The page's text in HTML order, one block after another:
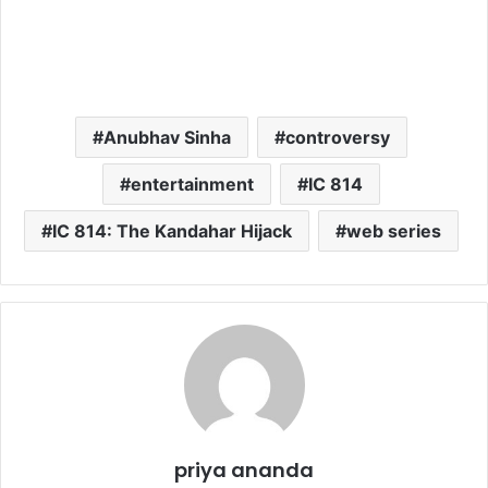
Anubhav Sinha controversy
entertainment IC 814
IC 814: The Kandahar Hijack web series
priya ananda